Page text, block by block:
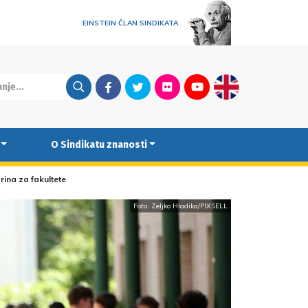
EINSTEIN ČLAN SINDIKATA
FacebookTwitterFlickrYoutubeEnglish
O Sindikatu znanosti
za fakultete
Foto: Zeljko Hladika/PIXSELL